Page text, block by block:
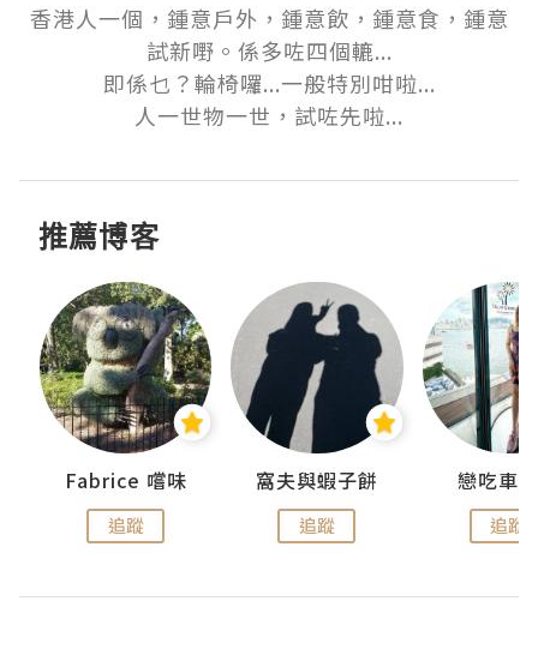
香港人一個，鍾意戶外，鍾意飲，鍾意食，鍾意
試新嘢。係多咗四個轆...
即係乜？輪椅囉...一般特別咁啦...
人一世物一世，試咗先啦...
推薦博客
Fabrice 嚐味
追蹤
窩夫與蝦子餅
追蹤
戀吃車
追蹤